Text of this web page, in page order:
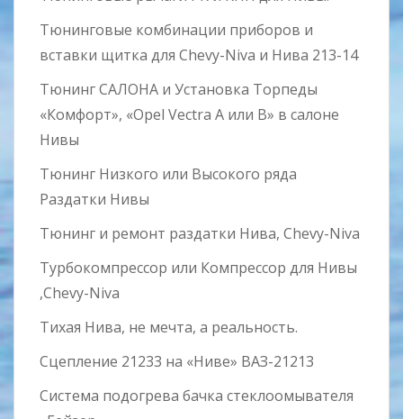
Тюнинговые комбинации приборов и
вставки щитка для Chevy-Niva и Нива 213-14
Тюнинг САЛОНА и Установка Торпеды
«Комфорт», «Opel Vectra А или B» в салоне
Нивы
Тюнинг Низкого или Высокого ряда
Раздатки Нивы
Тюнинг и ремонт раздатки Нива, Chevy-Niva
Турбокомпрессор или Компрессор для Нивы
,Chevy-Niva
Тихая Нива, не мечта, а реальность.
Сцепление 21233 на «Ниве» ВАЗ-21213
Система подогрева бачка стеклоомывателя